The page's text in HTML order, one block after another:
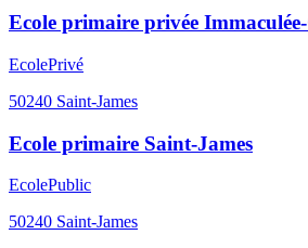
Ecole primaire privée
EcolePrivé
50240 Saint-James
Ecole primaire Saint-James
EcolePublic
50240 Saint-James